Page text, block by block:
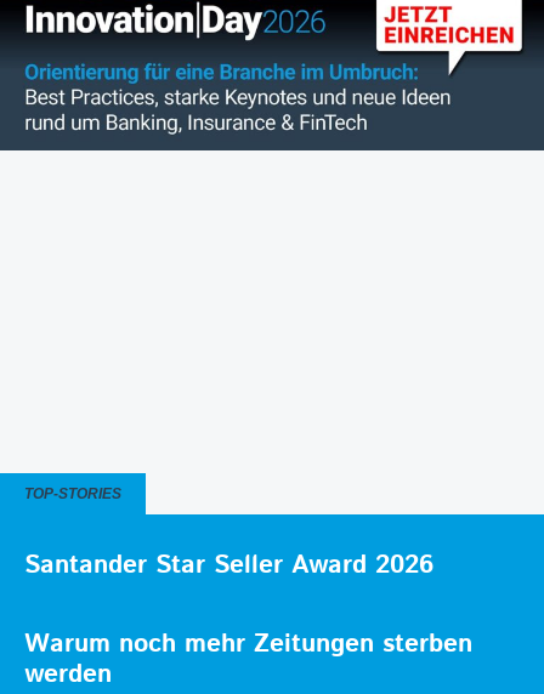
TOP-STORIES
Santander Star Seller Award 2026
Warum noch mehr Zeitungen sterben
werden